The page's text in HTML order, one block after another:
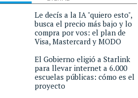
Le decís a la IA "quiero esto",
busca el precio más bajo y lo
compra por vos: el plan de
Visa, Mastercard y MODO
El Gobierno eligió a Starlink
para llevar internet a 6.000
escuelas públicas: cómo es el
proyecto